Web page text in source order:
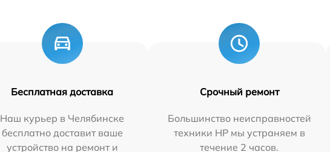
Бесплатная доставка
Наш курьер в Челябинске
бесплатно доставит ваше
устройство на ремонт и
Срочный ремонт
Большинство неисправностей
техники HP мы устраняем в
течение 2 часов.